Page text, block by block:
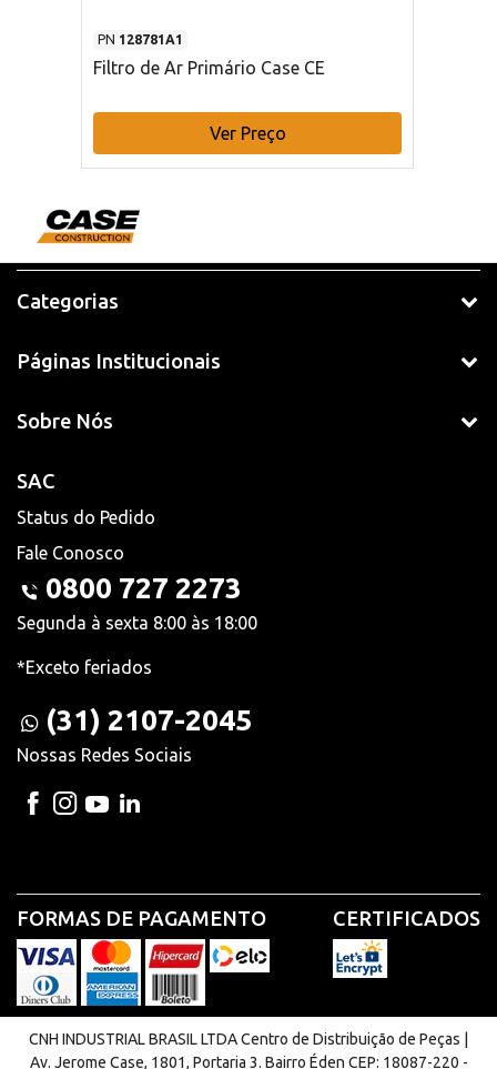
PN 128781A1
Filtro de Ar Primário Case CE
Ver Preço
Categorias
Páginas Institucionais
Sobre Nós
SAC
Status do Pedido
Fale Conosco
0800 727 2273
Segunda à sexta 8:00 às 18:00
*Exceto feriados
(31) 2107-2045
Nossas Redes Sociais
FORMAS DE PAGAMENTO CERTIFICADOS
CNH INDUSTRIAL BRASIL LTDA Centro de Distribuição de Peças |
Av. Jerome Case, 1801, Portaria 3. Bairro Éden CEP: 18087-220 -